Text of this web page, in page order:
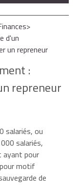
d'un
un repreneur
:
repreneur
salariés, ou
salariés,
ayant pour
motif
de